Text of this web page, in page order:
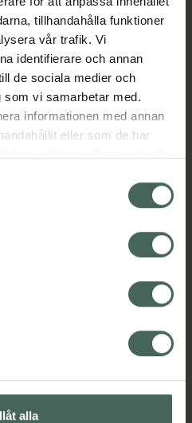
tillhandahålla funktioner
vår trafik. Vi
identifierare och annan
de sociala medier och
vi samarbetar med.
informationen med annan
eller som de har
samtycke påverkar inte
skett innan återkallelsen.
alla
testad och
även den allra
kr/ kg
Makeup
Visa
Visa